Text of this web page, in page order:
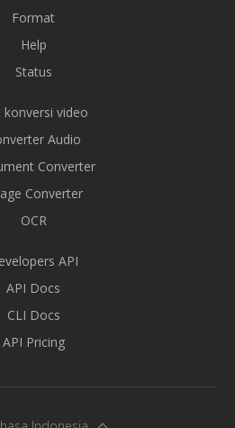
Format
Help
Status
konversi video
Audio
Converter
Converter
OCR
API
API Docs
CLI Docs
API Pricing